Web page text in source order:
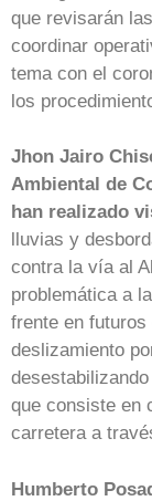
que revisarán
coordinar
tema con el
los
Jhon Jairo
Ambiental de
han realizado
lluvias y
contra la vía al
problemática a
frente en
deslizamiento
que consiste en
carretera a
Humberto